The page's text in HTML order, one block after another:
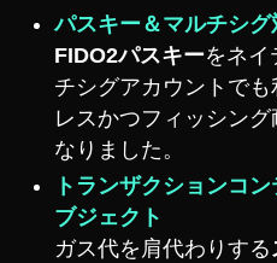
パスキー＆マルチシグ
FIDO2パスキーをネイ
チシグアカウントで
レスかつフィッシン
なりました。
トランザクションコ
ブジェクト
ガス代を肩代わりする